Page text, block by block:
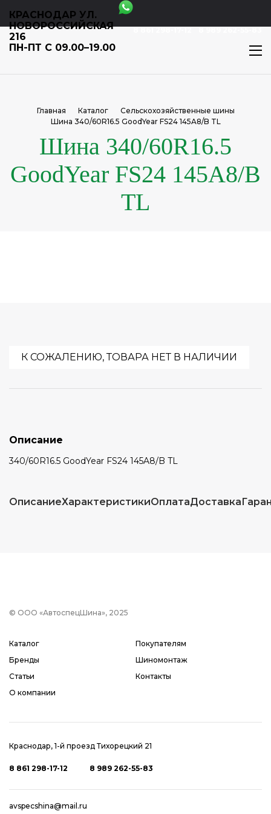
КРАСНОДАР УЛ.
НОВОРОССИЙСКАЯ
216
ПН-ПТ С 09.00–19.00
8 861 298-17-12 8 989 262-55-83
Главная Каталог
Сельскохозяйственные шины
Шина 340/60R16.5 GoodYear FS24 145A8/B TL
Шина 340/60R16.5
GoodYear FS24 145A8/B
TL
К СОЖАЛЕНИЮ, ТОВАРА НЕТ В НАЛИЧИИ
Описание
340/60R16.5 GoodYear FS24 145A8/B TL
ОписаниеХарактеристикиОплатаДоставка
© ООО «АвтоспецШина», 2025
Каталог
Бренды
Статьи
О компании
Покупателям
Шиномонтаж
Контакты
Краснодар, 1-й проезд Тихорецкий 21
8 861 298-17-12 8 989 262-55-83
avspecshina@mail.ru